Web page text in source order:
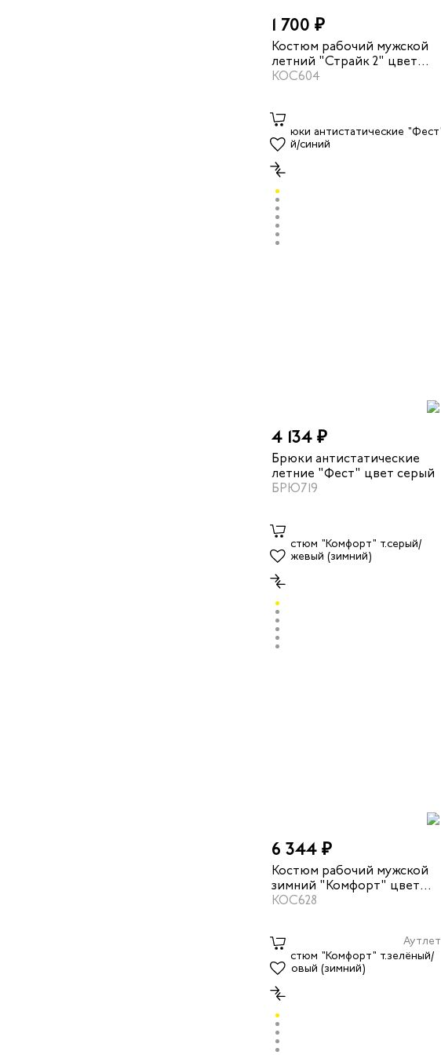
1 700 ₽
Костюм рабочий мужской
летний "Страйк 2" цвет
серый/красный
КОС604
4 134 ₽
Брюки антистатические
летние "Фест" цвет серый
БРЮ719
6 344 ₽
Костюм рабочий мужской
зимний "Комфорт" цвет
темно-серый/оранжевый
КОС628
Аутлет